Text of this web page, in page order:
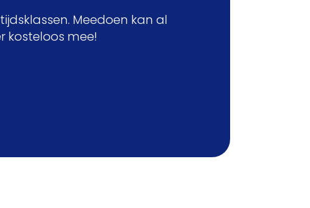
Meedoen kan al
kosteloos mee!